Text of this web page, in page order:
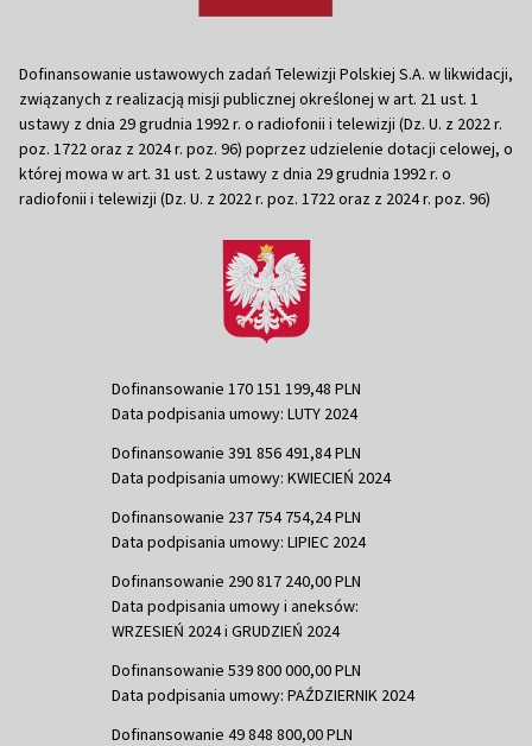
Dofinansowanie ustawowych zadań Telewizji Polskiej S.A. w likwidacji,
związanych z realizacją misji publicznej określonej w art. 21 ust. 1
ustawy z dnia 29 grudnia 1992 r. o radiofonii i telewizji (Dz. U. z 2022 r.
poz. 1722 oraz z 2024 r. poz. 96) poprzez udzielenie dotacji celowej, o
której mowa w art. 31 ust. 2 ustawy z dnia 29 grudnia 1992 r. o
radiofonii i telewizji (Dz. U. z 2022 r. poz. 1722 oraz z 2024 r. poz. 96)
Dofinansowanie 170 151 199,48 PLN
Data podpisania umowy: LUTY 2024
Dofinansowanie 391 856 491,84 PLN
Data podpisania umowy: KWIECIEŃ 2024
Dofinansowanie 237 754 754,24 PLN
Data podpisania umowy: LIPIEC 2024
Dofinansowanie 290 817 240,00 PLN
Data podpisania umowy i aneksów:
WRZESIEŃ 2024 i GRUDZIEŃ 2024
Dofinansowanie 539 800 000,00 PLN
Data podpisania umowy: PAŹDZIERNIK 2024
Dofinansowanie 49 848 800,00 PLN